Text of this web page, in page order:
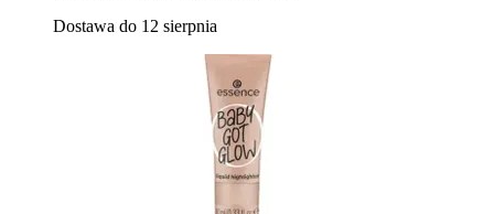
Dostawa do 12 sierpnia